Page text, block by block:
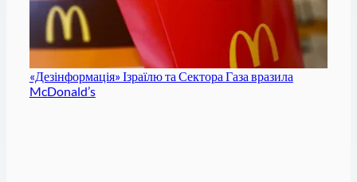
«Дезінформація» Ізраїлю та Сектора Газа вразила
McDonald’s